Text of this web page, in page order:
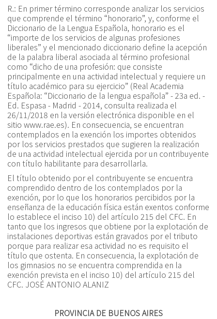
R.: En primer término corresponde analizar los servicios
que comprende el término “honorario”, y, conforme el
Diccionario de la Lengua Española, honorario es el
“importe de los servicios de algunas profesiones
liberales” y el mencionado diccionario define la acepción
de la palabra liberal asociada al término profesional
como “dicho de una profesión: que consiste
principalmente en una actividad intelectual y requiere un
título académico para su ejercicio” (Real Academia
Española: “Diccionario de la lengua española” - 23a ed. -
Ed. Espasa - Madrid - 2014, consulta realizada el
26/11/2018 en la versión electrónica disponible en el
sitio www.rae.es). En consecuencia, se encuentran
contemplados en la exención los importes obtenidos
por los servicios prestados que sugieren la realización
de una actividad intelectual ejercida por un contribuyente
con título habilitante para desarrollarla.
El título obtenido por el contribuyente se encuentra
comprendido dentro de los contemplados por la
exención, por lo que los honorarios percibidos por la
enseñanza de la educación física están exentos conforme
lo establece el inciso 10) del artículo 215 del CFC. En
tanto que los ingresos que obtiene por la explotación de
instalaciones deportivas están gravados por el tributo
porque para realizar esa actividad no es requisito el
título que ostenta. En consecuencia, la explotación de
los gimnasios no se encuentra comprendida en la
exención prevista en el inciso 10) del artículo 215 del
CFC. JOSÉ ANTONIO ALANIZ
PROVINCIA DE BUENOS AIRES